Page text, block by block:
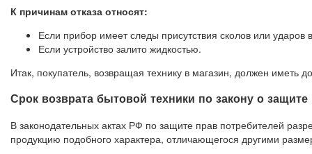
К причинам отказа относят:
Если прибор имеет следы присутствия сколов или ударов
Если устройство залито жидкостью.
Итак, покупатель, возвращая технику в магазин, должен иметь
Срок возврата бытовой техники по закону о
В законодательных актах РФ по защите прав потребителей
продукцию подобного характера, отличающегося другими